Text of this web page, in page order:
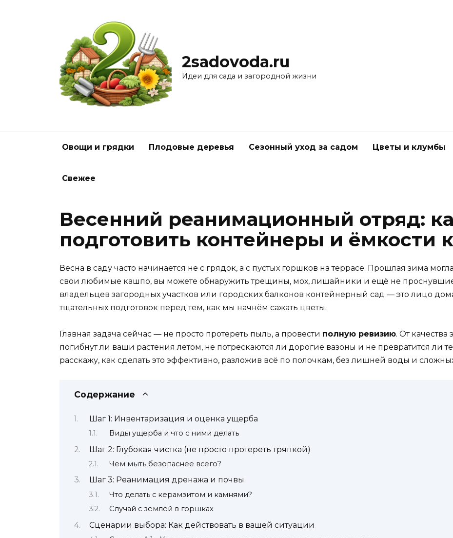
2sadovoda.ru
Идеи для сада и загородной жизни
Овощи и грядки Плодовые деревья Сезонный уход за садом Цветы и клумбы
Свежее
Весенний реанимационный отряд:
подготовить контейнеры и ёмкости
Весна в саду часто начинается не с грядок, а с пустых горшков на террасе. Прошлая зима
свои любимые кашпо, вы можете обнаружить трещины, мох, лишайники и ещё не
владельцев загородных участков или городских балконов контейнерный сад — это лицо
тщательных подготовок перед тем, как мы начнём сажать цветы.
Главная задача сейчас — не просто протереть пыль, а провести полную ревизию. От качества
погибнут ли ваши растения летом, не потрескаются ли дорогие вазоны и не превратится ли
расскажу, как сделать это эффективно, разложив всё по полочкам, без лишней воды и
Содержание
Шаг 1: Инвентаризация и оценка ущерба
Виды ущерба и что с ними делать
Шаг 2: Глубокая чистка (не просто протереть тряпкой)
Чем мыть безопаснее всего?
Шаг 3: Реанимация дренажа и почвы
Что делать с керамзитом и камнями?
Случай с землёй в горшках
Сценарии выбора: Как действовать в вашей ситуации